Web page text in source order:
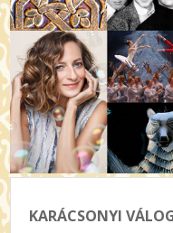
KARÁCSONYI